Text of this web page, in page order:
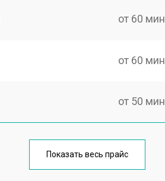
от 60 мин
от 60 мин
от 50 мин
от 60 мин
Показать весь прайс